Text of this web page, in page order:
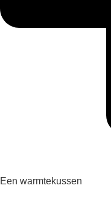
Een warmtekussen